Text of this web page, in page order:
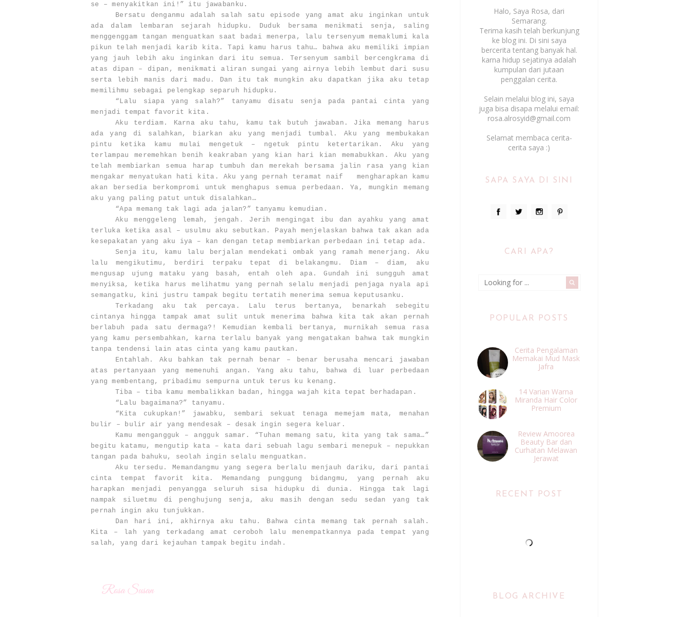
se – menyakitkan ini!” itu jawabanku.
Bersatu denganmu adalah salah satu episode yang amat aku inginkan untuk
ada dalam lembaran sejarah hidupku. Duduk bersama menikmati senja, saling
menggenggam tangan menguatkan saat badai menerpa, lalu tersenyum memaklumi kala
pikun telah menjadi karib kita. Tapi kamu harus tahu… bahwa aku memiliki impian
yang jauh lebih aku inginkan dari itu semua. Tersenyum sambil bercengkrama di
atas dipan – dipan, menikmati aliran sungai yang airnya lebih lembut dari susu
serta lebih manis dari madu. Dan itu tak mungkin aku dapatkan jika aku tetap
memilihmu sebagai pelengkap separuh hidupku.
“Lalu siapa yang salah?” tanyamu disatu senja pada pantai cinta yang
menjadi tempat favorit kita.
Aku terdiam. Karna aku tahu, kamu tak butuh jawaban. Jika memang harus
ada yang di salahkan, biarkan aku yang menjadi tumbal. Aku yang membukakan
pintu ketika kamu mulai mengetuk – ngetuk pintu ketertarikan. Aku yang
terlampau meremehkan benih keakraban yang kian hari kian memabukkan. Aku yang
telah membiarkan semua harap tumbuh dan merekah bersama jalin rasa yang kian
mengakar menyatukan hati kita. Aku yang pernah teramat naif
mengharapkan kamu
akan bersedia berkompromi untuk menghapus semua perbedaan. Ya, mungkin memang
aku yang paling patut untuk disalahkan…
“Apa memang tak lagi ada jalan?” tanyamu kemudian.
Aku menggeleng lemah, jengah. Jerih mengingat ibu dan ayahku yang amat
terluka ketika asal – usulmu aku sebutkan. Payah menjelaskan bahwa tak akan ada
kesepakatan yang aku iya – kan dengan tetap membiarkan perbedaan ini tetap ada.
Senja itu, kamu lalu berjalan mendekati ombak yang ramah menerjang. Aku
lalu mengikutimu, berdiri terpaku tepat di belakangmu. Diam – diam, aku
mengusap ujung mataku yang basah, entah oleh apa. Gundah ini sungguh amat
menyiksa, ketika harus melihatmu yang pernah selalu menjadi penjaga nyala api
semangatku, kini justru tampak begitu tertatih menerima semua keputusanku.
Terkadang aku tak percaya. Lalu terus bertanya, benarkah sebegitu
cintanya hingga tampak amat sulit untuk menerima bahwa kita tak akan pernah
berlabuh pada satu dermaga?! Kemudian kembali bertanya, murnikah semua rasa
yang kamu persembahkan, karna terlalu banyak yang mengatakan bahwa tak mungkin
tanpa tendensi lain atas cinta yang kamu pautkan.
Entahlah. Aku bahkan tak pernah benar – benar berusaha mencari jawaban
atas pertanyaan yang memenuhi angan. Yang aku tahu, bahwa di luar perbedaan
yang membentang, pribadimu sempurna untuk terus ku kenang.
Tiba – tiba kamu membalikkan badan, hingga wajah kita tepat berhadapan.
“Lalu bagaimana?” tanyamu.
“Kita cukupkan!” jawabku, sembari sekuat tenaga memejam mata, menahan
bulir – bulir air yang mendesak – desak ingin segera keluar.
Kamu mengangguk – angguk samar. “Tuhan memang satu, kita yang tak sama…”
begitu katamu, mengutip kata – kata dari sebuah lagu sembari menepuk – nepukkan
tangan pada bahuku, seolah ingin selalu menguatkan.
Aku tersedu. Memandangmu yang segera berlalu menjauh dariku, dari pantai
cinta tempat favorit kita. Memandang punggung bidangmu, yang pernah aku
harapkan menjadi penyangga seluruh sisa hidupku di dunia. Hingga tak lagi
nampak siluetmu di penghujung senja, aku masih dengan sedu sedan yang tak
pernah ingin aku tunjukkan.
Dan hari ini, akhirnya aku tahu. Bahwa cinta memang tak pernah salah.
Kita – lah yang terkadang amat ceroboh lalu menempatkannya pada tempat yang
salah, yang dari kejauhan tampak begitu indah.
Halo, Saya Rosa, dari
Semarang.
Terima kasih telah berkunjung
ke blog ini. Di sini saya
bercerita tentang banyak hal.
karna hidup sejatinya adalah
kumpulan dari jutaan
penggalan cerita.
Selain melalui blog ini, saya
juga bisa disapa melalui email:
rosa.alrosyid@gmail.com
Selamat membaca cerita-
cerita saya :)
SAPA SAYA DI SINI
CARI APA?
POPULAR POSTS
Cerita Pengalaman
Memakai Mud Mask
Jafra
14 Varian Warna
Miranda Hair Color
Premium
Review Amoorea
Beauty Bar dan
Curhatan Melawan
Jerawat
RECENT POST
BLOG ARCHIVE